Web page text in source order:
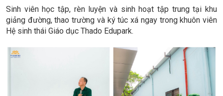
Sinh viên học tập, rèn luyện và sinh hoạt tập trung tại khu
giảng đường, thao trường và ký túc xá ngay trong khuôn viên
Hệ sinh thái Giáo dục Thado Edupark.